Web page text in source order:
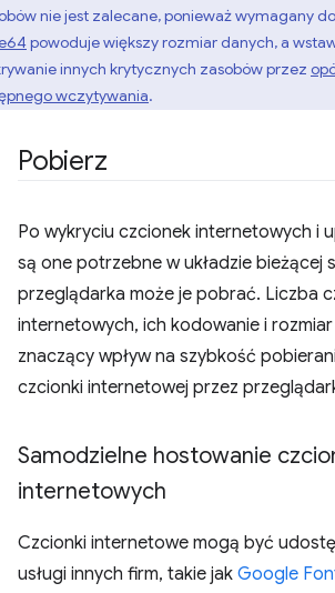
nie jest zalecane, ponieważ wymagany
powoduje większy rozmiar danych, a
innych krytycznych zasobów przez
wczytywania.
Pobierz
Po wykryciu czcionek internetowych i
są one potrzebne w układzie bieżącej
przeglądarka może je pobrać. Liczba
internetowych, ich kodowanie i
znaczący wpływ na szybkość
czcionki internetowej przez
Samodzielne hostowanie
internetowych
Czcionki internetowe mogą być
usługi innych firm, takie jak Google